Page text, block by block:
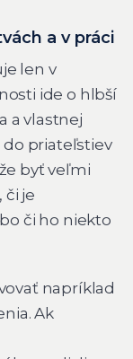
a v práci
len v
ide o hlbší
a vlastnej
do priateľstiev
byť veľmi
či je
či ho niekto
napríklad
Ak